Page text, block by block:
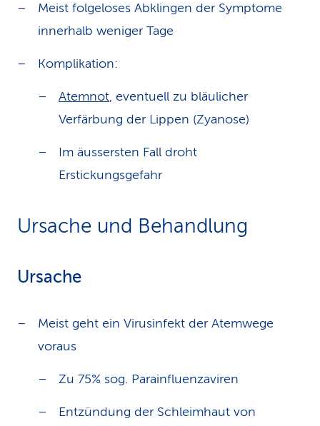
Meist folgeloses Abklingen der Symptome
innerhalb weniger Tage
Komplikation:
Atemnot, eventuell zu bläulicher
Verfärbung der Lippen (Zyanose)
Im äussersten Fall droht
Erstickungsgefahr
Ursache und Behandlung
Ursache
Meist geht ein Virusinfekt der Atemwege
voraus
Zu 75% sog. Parainfluenzaviren
Entzündung der Schleimhaut von